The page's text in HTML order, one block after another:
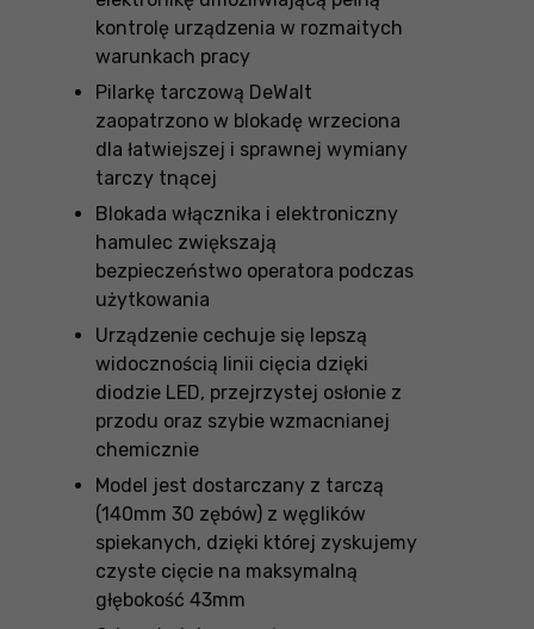
kontrolę urządzenia w rozmaitych
warunkach pracy
Pilarkę tarczową DeWalt
zaopatrzono w blokadę wrzeciona
dla łatwiejszej i sprawnej wymiany
tarczy tnącej
Blokada włącznika i elektroniczny
hamulec zwiększają
bezpieczeństwo operatora podczas
użytkowania
Urządzenie cechuje się lepszą
widocznością linii cięcia dzięki
diodzie LED, przejrzystej osłonie z
przodu oraz szybie wzmacnianej
chemicznie
Model jest dostarczany z tarczą
(140mm 30 zębów) z węglików
spiekanych, dzięki której zyskujemy
czyste cięcie na maksymalną
głębokość 43mm